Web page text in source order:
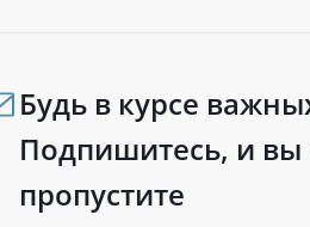
Будь в курсе
Подпишитесь, и вы
пропустите